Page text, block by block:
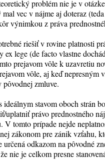
problém nie je v
vec v nájme aj doteraz
výnimkou z práva
riešiť v rovine platnosti
lege (de facto vlastne
prejavom vôle k uzavretiu
vôle, aj keď
zmluve.
ideálnym stavom oboch strán
uplatniť právo prednostného
V tomto prípade nejde
zákonom pre zánik vzťahu,
určená odkazom na pôvodné
nie je celkom presne